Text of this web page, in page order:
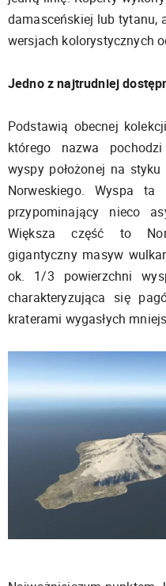
damasceńskiej lub tytanu,
wersjach kolorystycznych
Jedno z najtrudniej
Podstawią obecnej
którego nazwa
wyspy położonej na
Norweskiego. Wyspa ta
przypominający nieco
Większa część to
gigantyczny masyw
ok. 1/3 powierzchni
charakteryzująca się
kraterami wygasłych